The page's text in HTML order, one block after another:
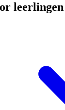
leerlingen